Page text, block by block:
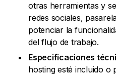
otras herramientas y
redes sociales,
potenciar la
del flujo de trabajo.
Especificaciones
hosting esté incluido o